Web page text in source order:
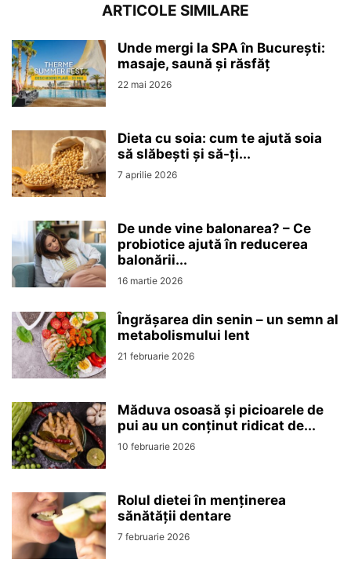
ARTICOLE SIMILARE
Unde mergi la SPA în București:
masaje, saună și răsfăț
22 mai 2026
Dieta cu soia: cum te ajută soia
să slăbești și să-ți...
7 aprilie 2026
De unde vine balonarea? – Ce
probiotice ajută în reducerea
balonării...
16 martie 2026
Îngrășarea din senin – un semn al
metabolismului lent
21 februarie 2026
Măduva osoasă și picioarele de
pui au un conținut ridicat de...
10 februarie 2026
Rolul dietei în menținerea
sănătății dentare
7 februarie 2026